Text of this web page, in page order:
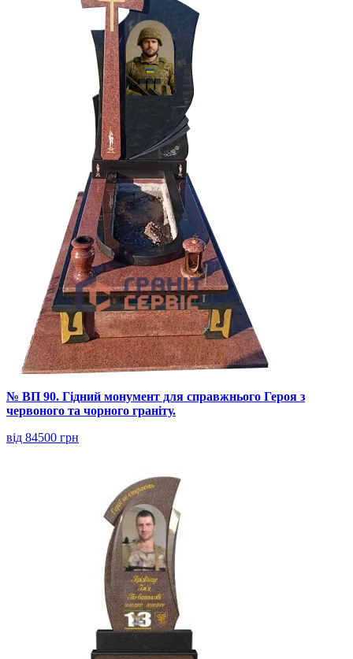
№ ВП 90. Гідний монумент для справжнього Героя з
червоного та чорного граніту.
від 84500 грн